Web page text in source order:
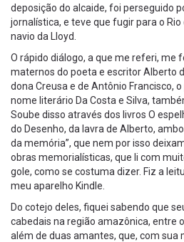
deposição do alcaide, foi perseguido
jornalística, e teve que fugir para o
navio da Lloyd.
O rápido diálogo, a que me referi, me
maternos do poeta e escritor Alberto
dona Creusa e de Antônio Francisco,
nome literário Da Costa e Silva,
Soube disso através dos livros O
do Desenho, da lavra de Alberto,
da memória”, que nem por isso
obras memorialísticas, que li com
gole, como se costuma dizer. Fiz a
meu aparelho Kindle.
Do cotejo deles, fiquei sabendo que
cabedais na região amazônica, entre
além de duas amantes, que, com sua